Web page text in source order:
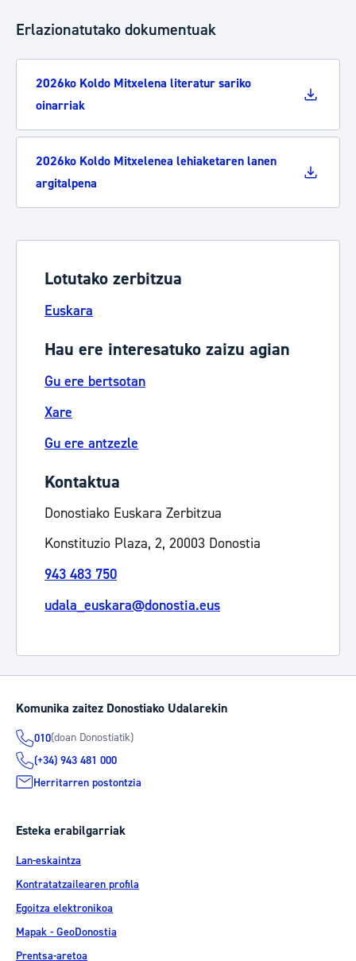
Erlazionatutako dokumentuak
2026ko Koldo Mitxelena literatur sariko
oinarriak
2026ko Koldo Mitxelenea lehiaketaren lanen
argitalpena
Lotutako zerbitzua
Euskara
Hau ere interesatuko zaizu agian
Gu ere bertsotan
Xare
Gu ere antzezle
Kontaktua
Donostiako Euskara Zerbitzua
Konstituzio Plaza, 2, 20003 Donostia
943 483 750
udala_euskara@donostia.eus
Komunika zaitez Donostiako Udalarekin
010(doan Donostiatik)
(+34) 943 481 000
Herritarren postontzia
Esteka erabilgarriak
Lan-eskaintza
Kontratatzailearen profila
Egoitza elektronikoa
Mapak - GeoDonostia
Prentsa-aretoa